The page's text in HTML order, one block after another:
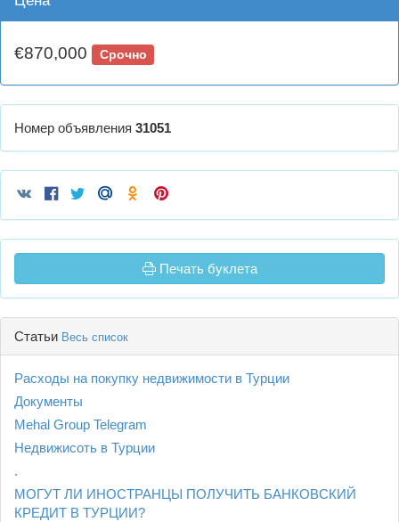
€870,000 Срочно
Номер объявления 31051
Печать буклета
Статьи Весь список
Расходы на покупку недвижимости в Турции
Документы
Mehal Group Telegram
Недвижисоть в Турции
.
МОГУТ ЛИ ИНОСТРАНЦЫ ПОЛУЧИТЬ БАНКОВСКИЙ
КРЕДИТ В ТУРЦИИ?